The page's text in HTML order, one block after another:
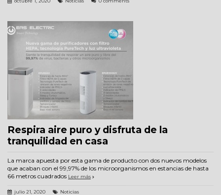
Respira aire puro y disfruta de la
tranquilidad en casa
La marca apuesta por esta gama de producto con dos nuevos modelos
que acaban con el 99,97% de los microorganismos en estancias de hasta
66 metros cuadrados Leer más
julio 21, 2020 Noticias